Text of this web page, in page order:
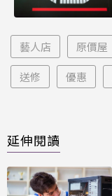
藝人店 原價屋
送修 優惠
延伸閱讀